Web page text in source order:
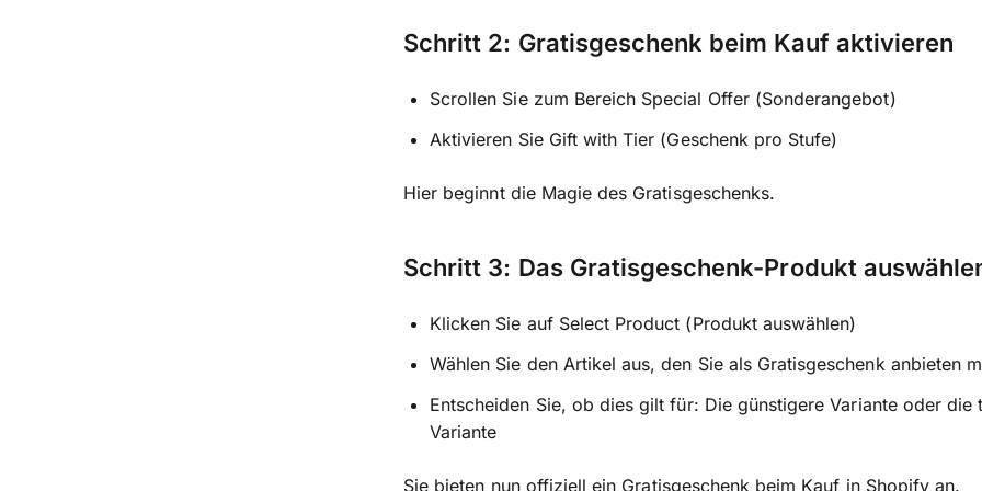
Schritt 2: Gratisgeschenk beim Kauf aktivieren
Scrollen Sie zum Bereich Special Offer (Sonderangebot)
Aktivieren Sie Gift with Tier (Geschenk pro Stufe)
Hier beginnt die Magie des Gratisgeschenks.
Schritt 3: Das Gratisgeschenk-Produkt
Klicken Sie auf Select Product (Produkt auswählen)
Wählen Sie den Artikel aus, den Sie als Gratisgeschenk anbieten
Entscheiden Sie, ob dies gilt für: Die günstigere Variante oder die
Variante
Sie bieten nun offiziell ein Gratisgeschenk beim Kauf in Shopify an.